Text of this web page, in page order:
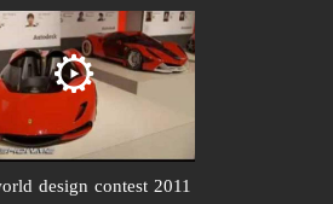
design contest 2011